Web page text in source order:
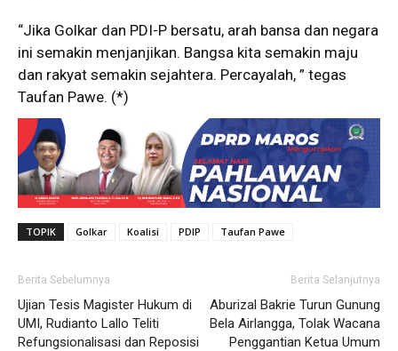
“Jika Golkar dan PDI-P bersatu, arah bansa dan negara
ini semakin menjanjikan. Bangsa kita semakin maju
dan rakyat semakin sejahtera. Percayalah, ” tegas
Taufan Pawe. (*)
TOPIK Golkar Koalisi PDIP Taufan Pawe
Berita Sebelumnya
Ujian Tesis Magister Hukum di
UMI, Rudianto Lallo Teliti
Refungsionalisasi dan Reposisi
Berita Selanjutnya
Aburizal Bakrie Turun Gunung
Bela Airlangga, Tolak Wacana
Penggantian Ketua Umum